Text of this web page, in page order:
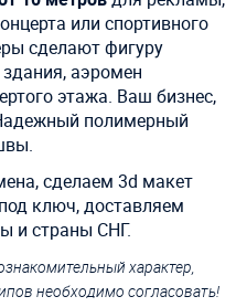
или спортивного
сделают фигуру
аэромен
этажа. Ваш бизнес,
полимерный
сделаем 3d макет
ключ, доставляем
и страны СНГ.
характер,
необходимо согласовать!